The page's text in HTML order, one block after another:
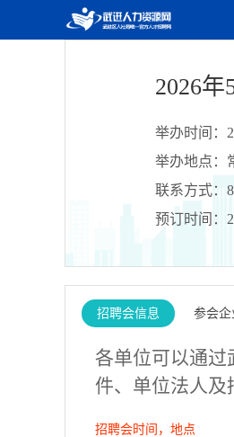
2026
举办时间：
举办地点：
联系方式：
预订时间：
招聘会信息 参会企
各单位可以通过
件、单位法人及
招聘会时间，地点